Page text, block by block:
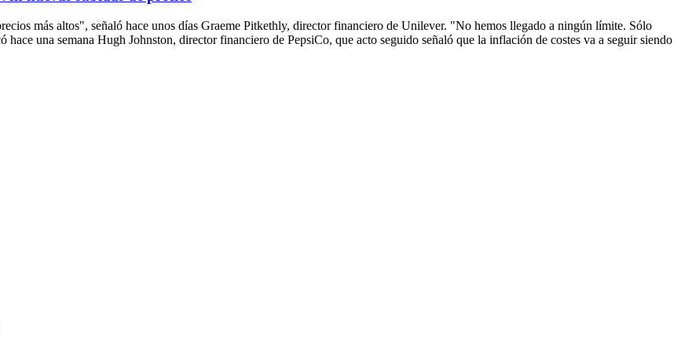
más altos", señaló hace unos días Graeme Pitkethly, director financiero de Unilever. "No hemos llegado a ningún límite. Sólo
una semana Hugh Johnston, director financiero de PepsiCo, que acto seguido señaló que la inflación de costes va a seguir siendo